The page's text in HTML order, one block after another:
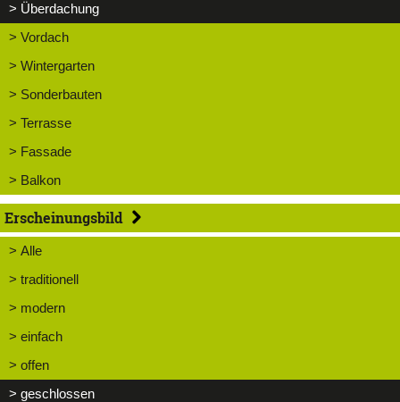
> Überdachung
> Vordach
> Wintergarten
> Sonderbauten
> Terrasse
> Fassade
> Balkon
Erscheinungsbild
> Alle
> traditionell
> modern
> einfach
> offen
> geschlossen